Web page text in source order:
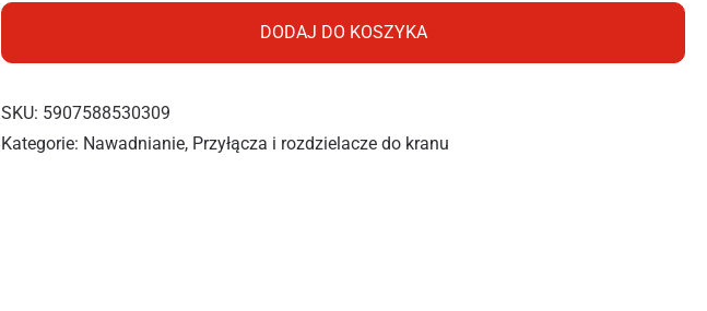
DODAJ DO KOSZYKA
SKU: 5907588530309
Kategorie: Nawadnianie, Przyłącza i rozdzielacze do kranu